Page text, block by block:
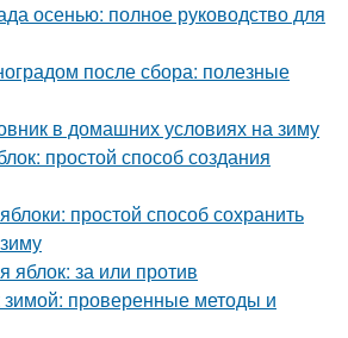
осенью: полное руководство для
после сбора: полезные
в домашних условиях на зиму
простой способ создания
простой способ сохранить
яблок: за или против
проверенные методы и